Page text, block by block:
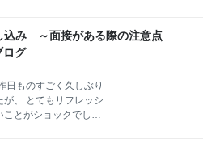
思われることの方が多
まうと、何か特別の理
ない場合、応募者に
書いてみます。 １．
年6月分）より ２．
３．転職活動の際の
率レポート（2020年6
発表している求人倍
のデータになります。
込み ～面接がある際の注意点
ログ
日ものすごく久しぶり
、 とてもリフレッシ
とがショックでし